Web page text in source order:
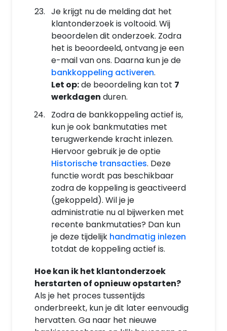
Je krijgt nu de melding dat het
klantonderzoek is voltooid. Wij
beoordelen dit onderzoek. Zodra
het is beoordeeld, ontvang je een
e-mail van ons. Daarna kun je de
bankkoppeling activeren.
Let op:de beoordeling kan tot 7
werkdagen duren.
Zodra de bankkoppeling actief is,
kun je ook bankmutaties met
terugwerkende kracht inlezen.
Hiervoor gebruik je de optie
Historische transacties. Deze
functie wordt pas beschikbaar
zodra de koppeling is geactiveerd
(gekoppeld). Wil je je
administratie nu al bijwerken met
recente bankmutaties? Dan kun
je deze tijdelijk handmatig inlezen
totdat de koppeling actief is.
Hoe kan ik het klantonderzoek
herstarten of opnieuw opstarten?
Als je het proces tussentijds
onderbreekt, kun je dit later eenvoudig
hervatten. Ga naar het nieuwe